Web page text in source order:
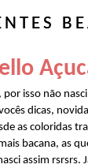
por isso não
dicas,
as coloridas
bacana, as
assim rsrsrs.